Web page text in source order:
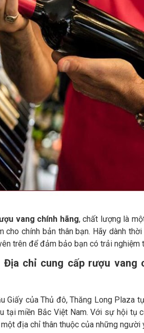
vang chính hãng, chất lượng là
cho chính bản thân bạn. Hãy dành
trên để đảm bảo bạn có trải nghiệm
chỉ cung cấp rượu vang
Giấy của Thủ đô, Thăng Long Plaza
tại miền Bắc Việt Nam. Với sự hội tụ
địa chỉ thân thuộc của những người